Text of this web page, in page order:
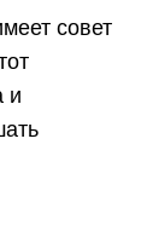
совет
и